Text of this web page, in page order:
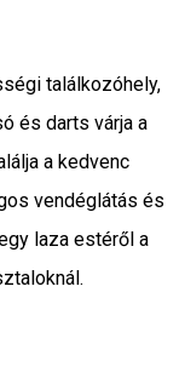
találkozóhely,
és darts várja a
a kedvenc
vendéglátás és
laza estéről a